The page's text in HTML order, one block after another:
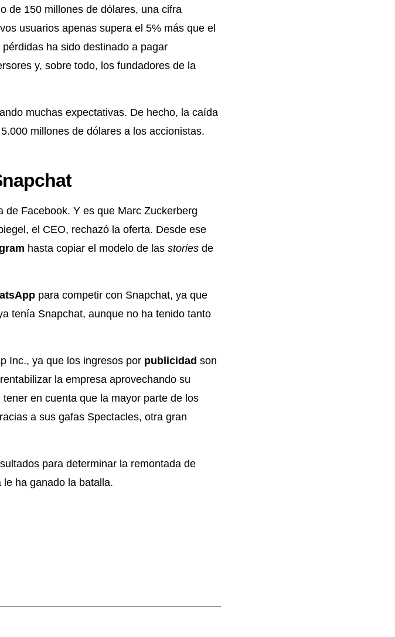
de 150 millones de dólares, una cifra
usuarios apenas supera el 5% más que el
ha sido destinado a pagar
y, sobre todo, los fundadores de la
muchas expectativas. De hecho, la caída
millones de dólares a los accionistas.
Facebook. Y es que Marc Zuckerberg
el CEO, rechazó la oferta. Desde ese
hasta copiar el modelo de las stories de
para competir con Snapchat, ya que
tenía Snapchat, aunque no ha tenido tanto
Inc., ya que los ingresos por publicidad son
la empresa aprovechando su
en cuenta que la mayor parte de los
a sus gafas Spectacles, otra gran
para determinar la remontada de
ha ganado la batalla.